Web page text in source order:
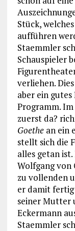
Stück,
aufführen
Staemmler
Schauspieler
verliehen.
aber ein
Programm. Im
zuerst da?
Goethean ein
stellt sich die
alles getan
Wolfgang von
zu vollenden
er damit
seiner Mutter
Eckermann
Staemmler